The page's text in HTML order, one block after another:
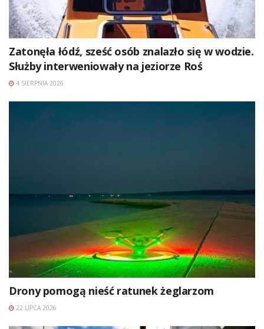
Zatonęła łódź, sześć osób znalazło się w wodzie.
Służby interweniowały na jeziorze Roś
4 SIERPNIA 2026
Drony pomogą nieść ratunek żeglarzom
22 LIPCA 2026